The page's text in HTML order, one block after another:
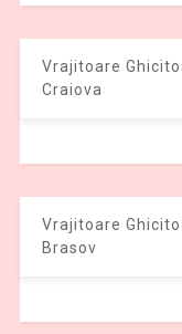
Vrajitoare
Craiova
Vrajitoare
Brasov